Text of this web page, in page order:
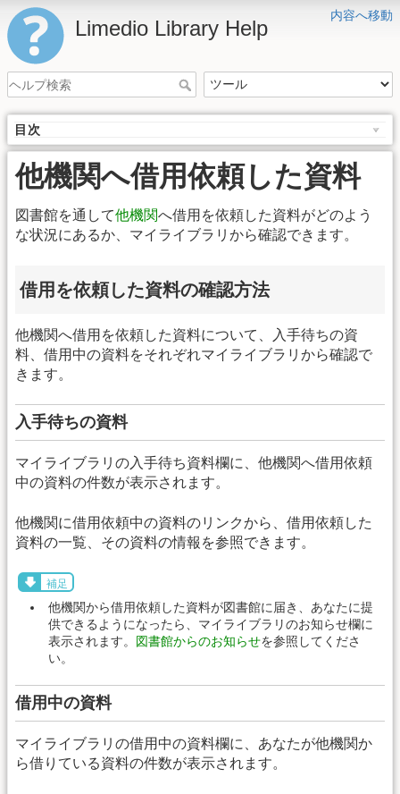
内容へ移動
Limedio Library Help
目次
他機関へ借用依頼した資料
図書館を通して他機関へ借用を依頼した資料がどのよう
な状況にあるか、マイライブラリから確認できます。
借用を依頼した資料の確認方法
他機関へ借用を依頼した資料について、入手待ちの資
料、借用中の資料をそれぞれマイライブラリから確認で
きます。
入手待ちの資料
マイライブラリの入手待ち資料欄に、他機関へ借用依頼
中の資料の件数が表示されます。
他機関に借用依頼中の資料のリンクから、借用依頼した
資料の一覧、その資料の情報を参照できます。
補足
他機関から借用依頼した資料が図書館に届き、あなたに提
供できるようになったら、マイライブラリのお知らせ欄に
表示されます。 図書館からのお知らせを参照してくださ
い。
借用中の資料
マイライブラリの借用中の資料欄に、あなたが他機関か
ら借りている資料の件数が表示されます。